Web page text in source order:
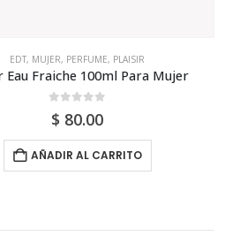
EDT, MUJER, PERFUME, PLAISIR
Eau Fraiche 100ml Para Mujer
$ 80.00
AÑADIR AL CARRITO